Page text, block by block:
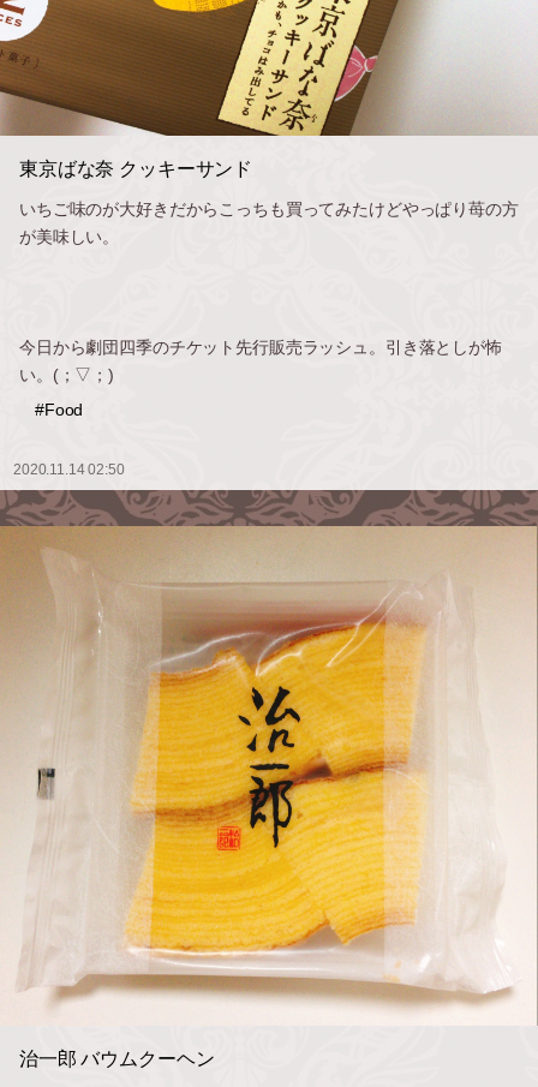
東京ばな奈 クッキーサンド
いちご味のが大好きだからこっちも買ってみたけどやっぱり苺の方
が美味しい。
今日から劇団四季のチケット先行販売ラッシュ。引き落としが怖
い。(；▽；)
#Food
2020.11.14 02:50
治一郎 バウムクーヘン